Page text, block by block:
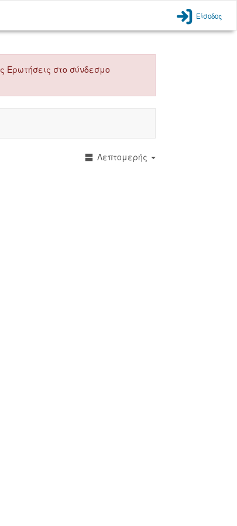
Είσοδος
Ερωτήσεις στο σύνδεσμο
Λεπτομερής